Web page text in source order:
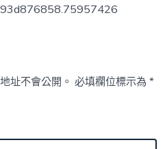
址不會公開。 必填欄位標示為*